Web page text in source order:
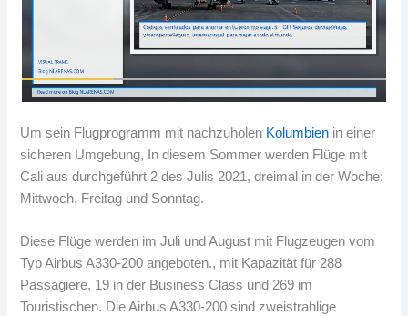
Um sein Flugprogramm mit nachzuholen Kolumbien in einer
sicheren Umgebung, In diesem Sommer werden Flüge mit
Cali aus durchgeführt 2 des Julis 2021, dreimal in der Woche:
Mittwoch, Freitag und Sonntag.
Diese Flüge werden im Juli und August mit Flugzeugen vom
Typ Airbus A330-200 angeboten., mit Kapazität für 288
Passagiere, 19 in der Business Class und 269 im
Touristischen. Die Airbus A330-200 sind zweistrahlige